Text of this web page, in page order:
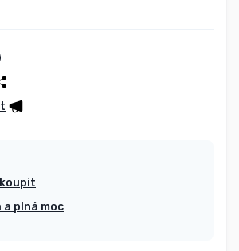
a plná moc